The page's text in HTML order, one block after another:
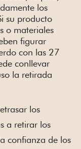
los
su producto
o materiales
figurar
con las 27
conllevar
la retirada
los
a retirar los
confianza de los